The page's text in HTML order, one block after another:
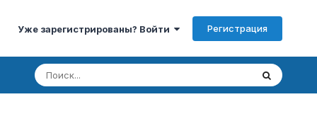
Уже зарегистрированы? Войти Регистрация